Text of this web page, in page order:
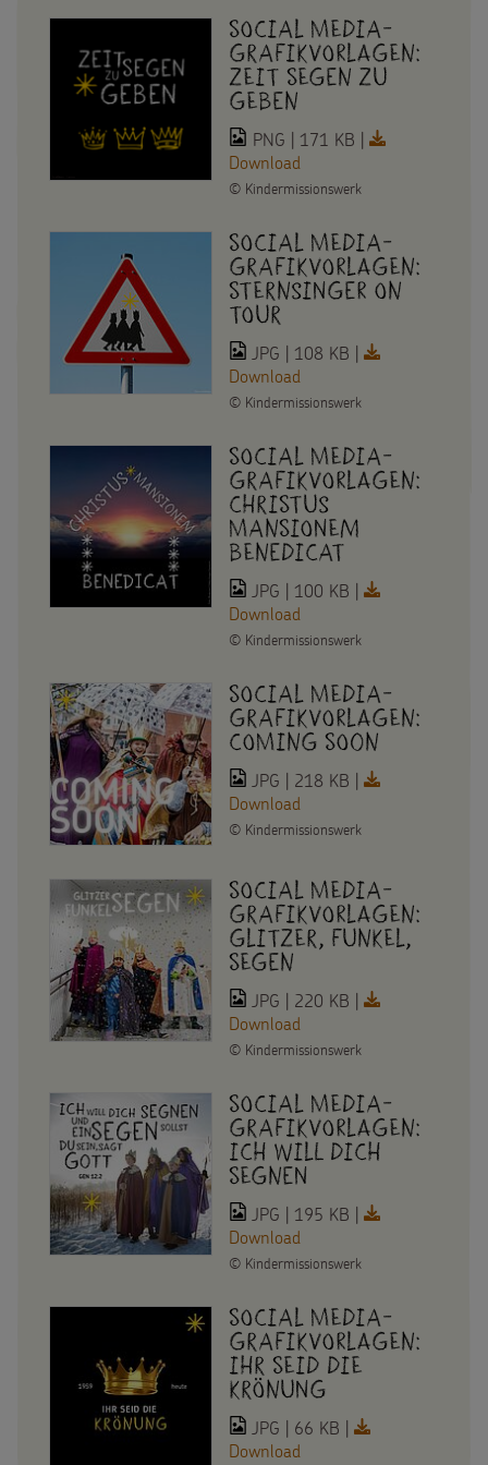
Sternsinger-Stiftung
Spende als Geschenk
Sternsingerspenden gezielt einsetzen
Testamentsspende
FAQ Spenden
Werde Sternsinger!
SHOP SPENDEN
Suchbegriff
Social Media-
Grafikvorlagen:
Zeit Segen zu
Geben
PNG | 171 KB |
Download
© Kindermissionswerk
Social Media-
Grafikvorlagen:
Sternsinger on
Tour
JPG | 108 KB |
Download
© Kindermissionswerk
Social Media-
Grafikvorlagen:
Christus
Mansionem
Benedicat
JPG | 100 KB |
Download
© Kindermissionswerk
Social Media-
Grafikvorlagen:
Coming Soon
JPG | 218 KB |
Download
© Kindermissionswerk
Social Media-
Grafikvorlagen:
Glitzer, Funkel,
Segen
JPG | 220 KB |
Download
© Kindermissionswerk
Social Media-
Grafikvorlagen:
Ich will dich
segnen
JPG | 195 KB |
Download
© Kindermissionswerk
Social Media-
Grafikvorlagen:
Ihr seid die
Krönung
JPG | 66 KB |
Download